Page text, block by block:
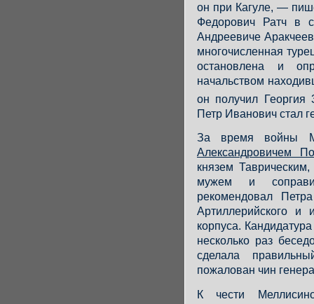
он при Кагуле, —
Федорович Ратч в
Андреевиче
многочисленная
остановлена и
начальством
он получил Георгия
Петр Иванович стал
За время войны
Александровичем
князем
мужем и
рекомендовал
Артиллерийского и
корпуса.
несколько раз
сделала
пожалован чин
К чести